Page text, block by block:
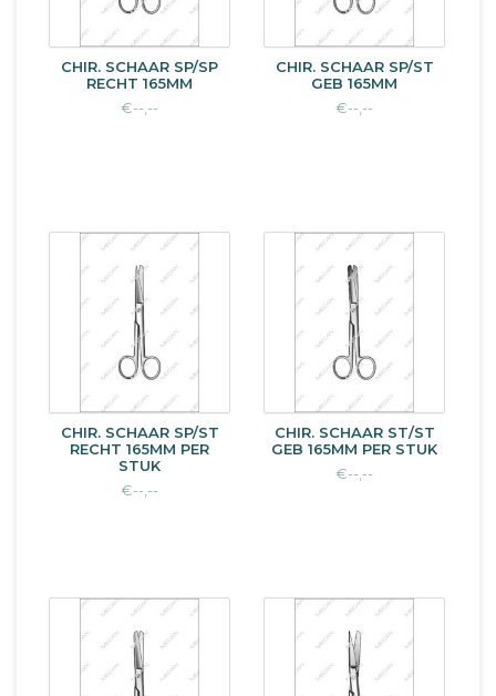
CHIR. SCHAAR SP/SP
RECHT 165MM
€--,--
CHIR. SCHAAR SP/ST
GEB 165MM
€--,--
CHIR. SCHAAR SP/ST
RECHT 165MM PER
STUK
€--,--
CHIR. SCHAAR ST/ST
GEB 165MM PER STUK
€--,--